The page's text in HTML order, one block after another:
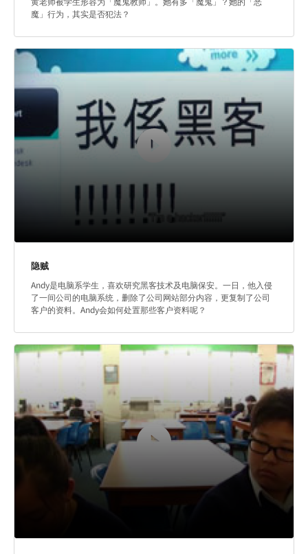
魔」行为，其实是否犯法？
隐贼
Andy是电脑系学生，喜欢研究黑客技术及电脑保安。一日，他入侵
了一间公司的电脑系统，删除了公司网站部分内容，更复制了公司
客户的资料。Andy会如何处置那些客户资料呢？